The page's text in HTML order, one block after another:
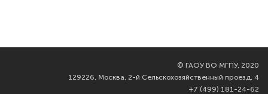
© ГАОУ ВО МГПУ, 2020
129226, Москва, 2-й Сельскохозяйственный проезд, 4
+7 (499) 181-24-62